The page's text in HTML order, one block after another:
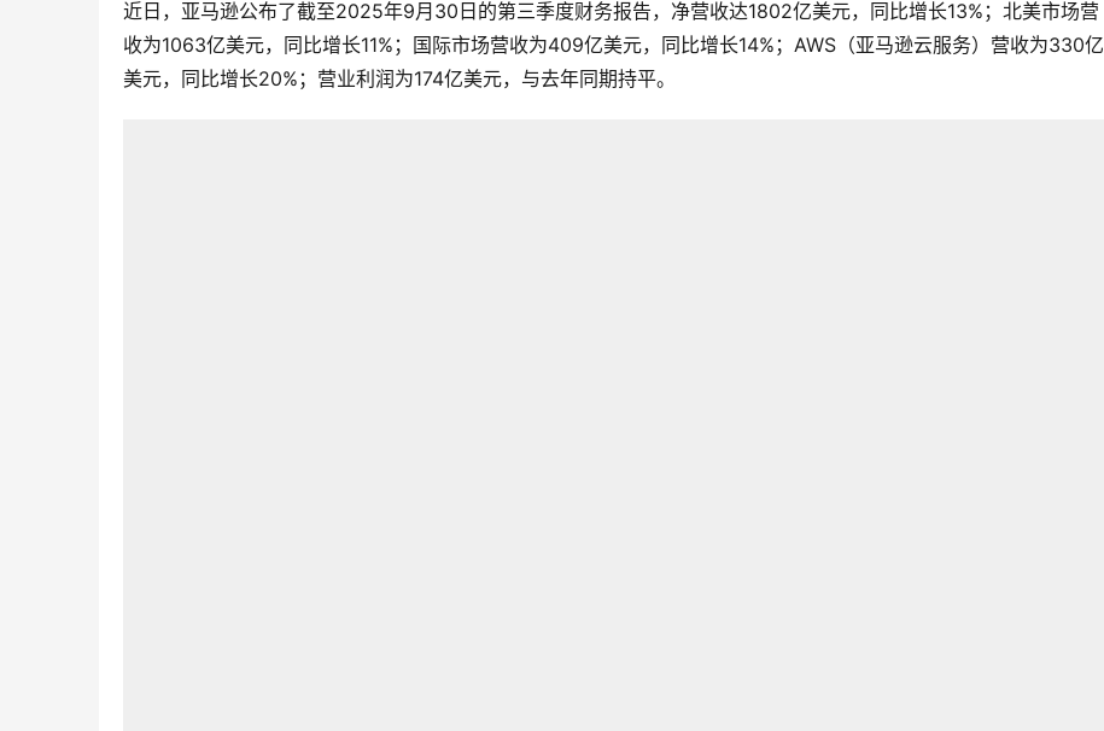
近日，亚马逊公布了截至2025年9月30日的第三季度财务报告，净营收达1802亿美元，同比增长13%；北美市场营
收为1063亿美元，同比增长11%；国际市场营收为409亿美元，同比增长14%；AWS（亚马逊云服务）营收为330亿
美元，同比增长20%；营业利润为174亿美元，与去年同期持平。